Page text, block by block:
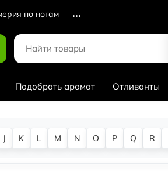
по нотам
Подобрать аромат Отливанты
J K L M N O P Q R